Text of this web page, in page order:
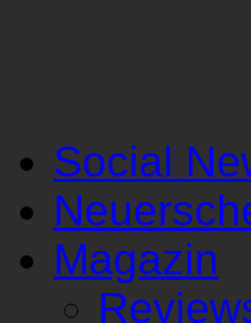
Social
Magazin